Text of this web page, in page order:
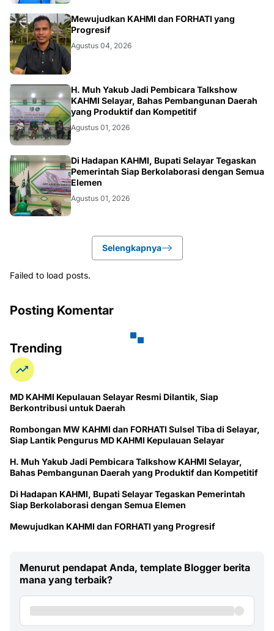
FORHATI
Mewujudkan KAHMI dan FORHATI yang
Progresif
Agustus 04, 2026
KAHMI
H. Muh Yakub Jadi Pembicara Talkshow
KAHMI Selayar, Bahas Pembangunan Daerah
yang Produktif dan Kompetitif
Agustus 01, 2026
BUPATI
Di Hadapan KAHMI, Bupati Selayar Tegaskan
Pemerintah Siap Berkolaborasi dengan Semua
Elemen
Agustus 01, 2026
Selengkapnya
Failed to load posts.
Posting Komentar
Trending
MD KAHMI Kepulauan Selayar Resmi Dilantik, Siap
Berkontribusi untuk Daerah
Rombongan MW KAHMI dan FORHATI Sulsel Tiba di Selayar,
Siap Lantik Pengurus MD KAHMI Kepulauan Selayar
H. Muh Yakub Jadi Pembicara Talkshow KAHMI Selayar,
Bahas Pembangunan Daerah yang Produktif dan Kompetitif
Di Hadapan KAHMI, Bupati Selayar Tegaskan Pemerintah
Siap Berkolaborasi dengan Semua Elemen
Mewujudkan KAHMI dan FORHATI yang Progresif
Menurut pendapat Anda, template Blogger berita
mana yang terbaik?